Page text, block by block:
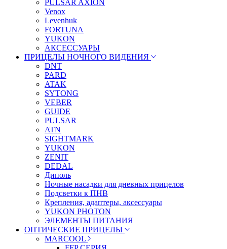
PULSAR AXION
Venox
Levenhuk
FORTUNA
YUKON
АКСЕССУАРЫ
ПРИЦЕЛЫ НОЧНОГО ВИДЕНИЯ
DNT
PARD
ATAK
SYTONG
VEBER
GUIDE
PULSAR
ATN
SIGHTMARK
YUKON
ZENIT
DEDAL
Диполь
Ночные насадки для дневных прицелов
Подсветки к ПНВ
Крепления, адаптеры, аксессуары
YUKON PHOTON
ЭЛЕМЕНТЫ ПИТАНИЯ
ОПТИЧЕСКИЕ ПРИЦЕЛЫ
MARCOOL